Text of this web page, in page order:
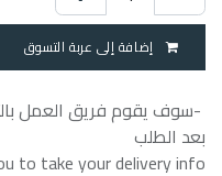
إضافة إلى عربة التسوق
-سوف يقوم فريق العمل
بعد الطلب
to take your delivery info